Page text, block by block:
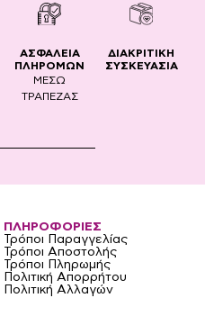
ΑΣΦΑΛΕΙΑ
ΠΛΗΡΟΜΩΝ
ΜΕΣΩ
ΤΡΑΠΕΖΑΣ
ΔΙΑΚΡΙΤΙΚΗ
ΣΥΣΚΕΥΑΣΙΑ
ΠΛΗΡΟΦΟΡΙΕΣ
Τρόποι Παραγγελίας
Τρόποι Αποστολής
Τρόποι Πληρωμής
Πολιτική Απορρήτου
Πολιτική Αλλαγών